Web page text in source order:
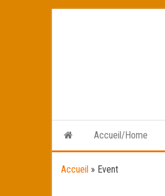
Accueil/Home
Accueil » Event